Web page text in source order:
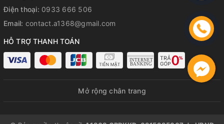
Điện thoại: 0933 666 506
Email: contact.a1368@gmail.com
HỖ TRỢ THANH TOÁN
Mở rộng chân trang